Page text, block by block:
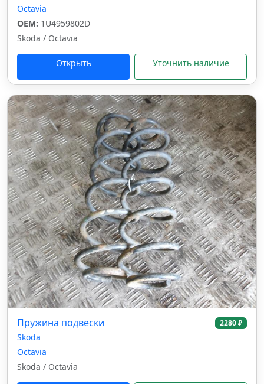
Octavia
OEM: 1U4959802D
Skoda / Octavia
Открыть Уточнить наличие
Пружина подвески 2280 ₽
Skoda
Octavia
Skoda / Octavia